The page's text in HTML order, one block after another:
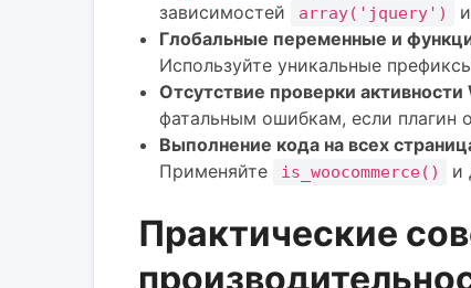
зависимостей
array('jquery')
Глобальные переменные и
Используйте уникальные
Отсутствие проверки
фатальным ошибкам, если плагин
Выполнение кода на всех
Применяйте
is_woocommerce() и
Практические